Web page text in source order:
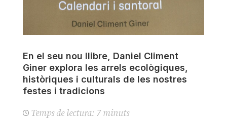
En el seu nou llibre, Daniel Climent
Giner explora les arrels ecològiques,
històriques i culturals de les nostres
festes i tradicions
Temps de lectura: 7 minuts